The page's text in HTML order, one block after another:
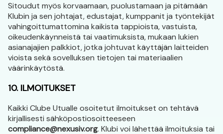
Sitoudut myös korvaamaan, puolustamaan ja pitämään
Klubin ja sen johtajat, edustajat, kumppanit ja työntekijät
vahingoittumattomina kaikista tappioista, vastuista,
oikeudenkäynneistä tai vaatimuksista, mukaan lukien
asianajajien palkkiot, jotka johtuvat käyttäjän laitteiden
vioista sekä sovelluksen tietojen tai materiaalien
väärinkäytöstä.
10. ILMOITUKSET
Kaikki Clube Utualle osoitetut ilmoitukset on tehtävä
kirjallisesti sähköpostiosoitteeseen
compliance@nexusiv.org. Klubi voi lähettää ilmoituksia tai